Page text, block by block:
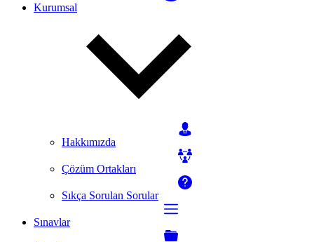
Kurumsal
Hakkımızda
Çözüm Ortakları
Sıkça Sorulan Sorular
Sınavlar